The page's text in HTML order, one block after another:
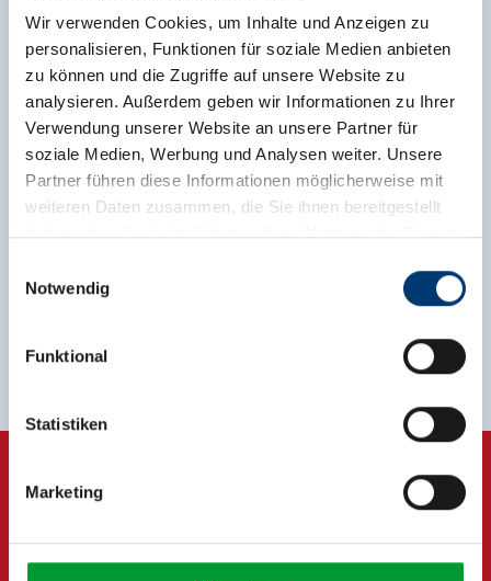
Wir verwenden Cookies, um Inhalte und Anzeigen zu
personalisieren, Funktionen für soziale Medien anbieten
zu können und die Zugriffe auf unsere Website zu
analysieren. Außerdem geben wir Informationen zu Ihrer
Verwendung unserer Website an unsere Partner für
soziale Medien, Werbung und Analysen weiter. Unsere
Partner führen diese Informationen möglicherweise mit
weiteren Daten zusammen, die Sie ihnen bereitgestellt
haben oder die sie im Rahmen Ihrer Nutzung der Dienste
Rohr 23// A-6280 Zell am Ziller
www.zillertalarena.com
Notwendig
Funktional
Statistiken
Marketing
Terug naar het overzicht
Meld u nu aan voor de nieuwsbrief!